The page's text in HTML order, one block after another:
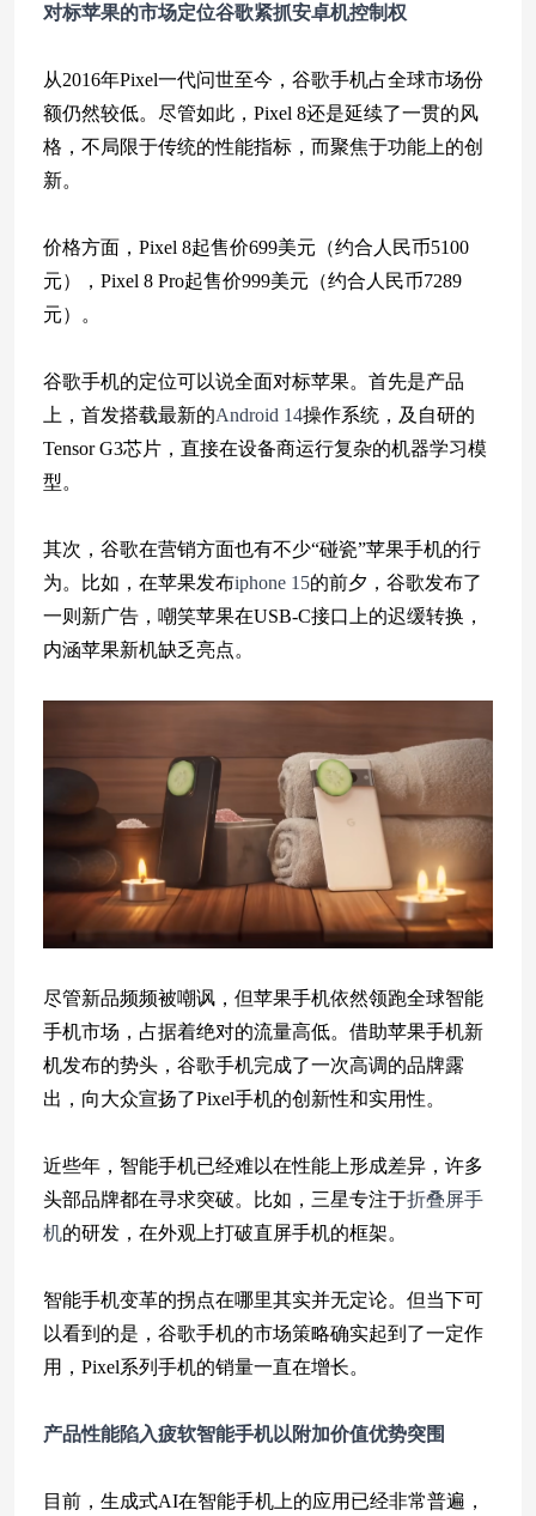
对标苹果的市场定位谷歌紧抓安卓机控制权
从2016年Pixel一代问世至今，谷歌手机占全球市场份
额仍然较低。尽管如此，Pixel 8还是延续了一贯的风
格，不局限于传统的性能指标，而聚焦于功能上的创
新。
价格方面，Pixel 8起售价699美元（约合人民币5100
元），Pixel 8 Pro起售价999美元（约合人民币7289
元）。
谷歌手机的定位可以说全面对标苹果。首先是产品
上，首发搭载最新的Android 14操作系统，及自研的
Tensor G3芯片，直接在设备商运行复杂的机器学习模
型。
其次，谷歌在营销方面也有不少“碰瓷”苹果手机的行
为。比如，在苹果发布iphone 15的前夕，谷歌发布了
一则新广告，嘲笑苹果在USB-C接口上的迟缓转换，
内涵苹果新机缺乏亮点。
尽管新品频频被嘲讽，但苹果手机依然领跑全球智能
手机市场，占据着绝对的流量高低。借助苹果手机新
机发布的势头，谷歌手机完成了一次高调的品牌露
出，向大众宣扬了Pixel手机的创新性和实用性。
近些年，智能手机已经难以在性能上形成差异，许多
头部品牌都在寻求突破。比如，三星专注于折叠屏手
机的研发，在外观上打破直屏手机的框架。
智能手机变革的拐点在哪里其实并无定论。但当下可
以看到的是，谷歌手机的市场策略确实起到了一定作
用，Pixel系列手机的销量一直在增长。
产品性能陷入疲软智能手机以附加价值优势突围
目前，生成式AI在智能手机上的应用已经非常普遍，